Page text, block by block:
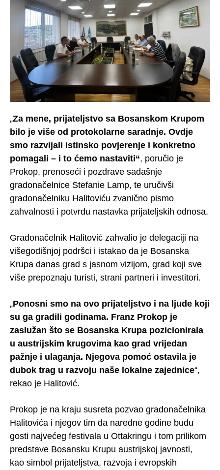
„Za mene, prijateljstvo sa Bosanskom Krupom
bilo je više od protokolarne saradnje. Ovdje
smo razvijali istinsko povjerenje i konkretno
pomagali – i to ćemo nastaviti“, poručio je
Prokop, prenoseći i pozdrave sadašnje
gradonačelnice Stefanie Lamp, te uručivši
gradonačelniku Halitoviću zvanično pismo
zahvalnosti i potvrdu nastavka prijateljskih odnosa.
Gradonačelnik Halitović zahvalio je delegaciji na
višegodišnjoj podršci i istakao da je Bosanska
Krupa danas grad s jasnom vizijom, grad koji sve
više prepoznaju turisti, strani partneri i investitori.
„Ponosni smo na ovo prijateljstvo i na ljude koji
su ga gradili godinama. Franz Prokop je
zaslužan što se Bosanska Krupa pozicionirala
u austrijskim krugovima kao grad vrijedan
pažnje i ulaganja. Njegova pomoć ostavila je
dubok trag u razvoju naše lokalne zajednice“,
rekao je Halitović.
Prokop je na kraju susreta pozvao gradonačelnika
Halitovića i njegov tim da naredne godine budu
gosti najvećeg festivala u Ottakringu i tom prilikom
predstave Bosansku Krupu austrijskoj javnosti,
kao simbol prijateljstva, razvoja i evropskih